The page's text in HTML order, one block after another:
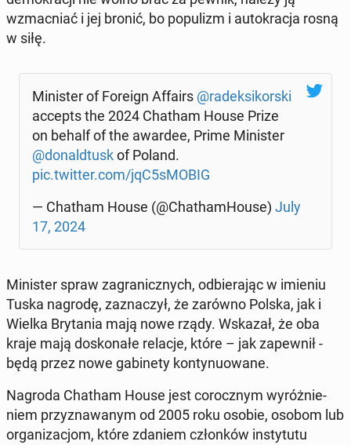
wzmac­niać i jej bronić, bo po­pu­lizm i au­to­kra­cja rosną
w siłę.
Mi­ni­ster of Foreign Affairs @ra­dek­si­kor­ski
accepts the 2024 Chatham House Prize
on behalf of the awardee, Prime Mi­ni­ster
@do­nald­tuskof Poland.
pic.twitter.com/jqC5sMOBIG
— Chatham House (@Cha­tham­Ho­use) July
17, 2024
Mi­ni­ster spraw za­gra­nicz­nych, od­bie­ra­jąc w imieniu
Tuska nagrodę, za­zna­czył, że zarówno Polska, jak i
Wielka Bry­ta­nia mają nowe rządy. Wskazał, że oba
kraje mają do­sko­na­łe relacje, które – jak za­pew­nił -
będą przez nowe ga­bi­ne­ty kon­ty­nu­owa­ne.
Nagroda Chatham House jest co­rocz­nym wy­róż­nie­
niem przy­zna­wa­nym od 2005 roku osobie, osobom lub
or­ga­ni­za­cjom, które zdaniem człon­ków in­sty­tu­tu